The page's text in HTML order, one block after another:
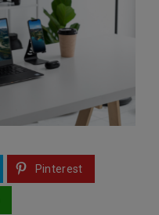
Pinterest